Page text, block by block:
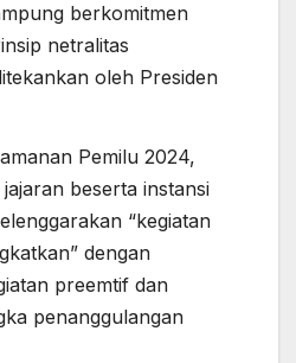
berkomitmen
netralitas
oleh Presiden
Pemilu 2024,
beserta instansi
“kegiatan
dengan
preemtif dan
penanggulangan